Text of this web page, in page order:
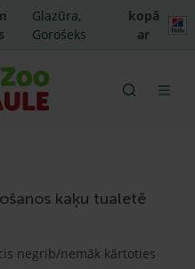
Glazūra,
Gorošeks
kopā
ar
kaķu tualetē
negrib/nemāk kārtoties